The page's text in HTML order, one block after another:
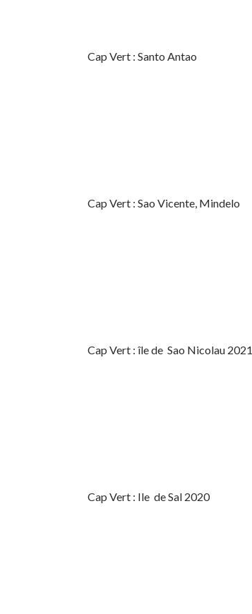
Cap Vert : Santo Antao
Cap Vert : Sao Vicente, Mindelo
Cap Vert : île de Sao Nicolau 2021
Cap Vert : Ile de Sal 2020